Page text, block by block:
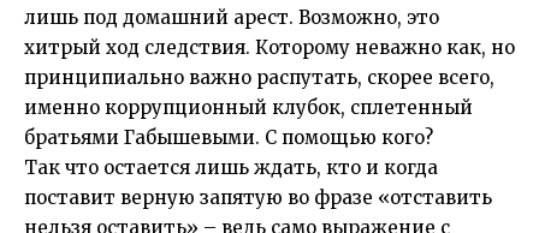
лишь под домашний арест. Возможно, это
хитрый ход следствия. Которому неважно как, но
принципиально важно распутать, скорее всего,
именно коррупционный клубок, сплетенный
братьями Габышевыми. С помощью кого?
Так что остается лишь ждать, кто и когда
поставит верную запятую во фразе «отставить
нельзя оставить» – ведь само выражение с